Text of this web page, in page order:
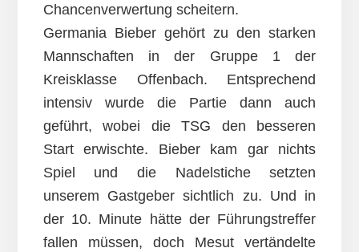
Chancenverwertung scheitern.
Germania Bieber gehört zu den starken
Mannschaften in der Gruppe 1 der
Kreisklasse Offenbach. Entsprechend
intensiv wurde die Partie dann auch
geführt, wobei die TSG den besseren
Start erwischte. Bieber kam gar nichts
Spiel und die Nadelstiche setzten
unserem Gastgeber sichtlich zu. Und in
der 10. Minute hätte der Führungstreffer
fallen müssen, doch Mesut vertändelte